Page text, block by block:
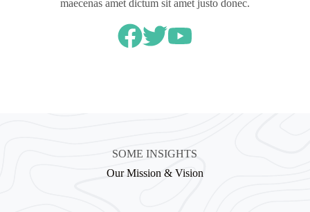
maecenas amet dictum sit amet justo donec.
SOME INSIGHTS
Our Mission & Vision